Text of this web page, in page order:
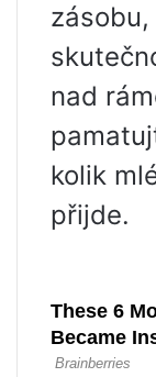
nad
kolik
přijde.